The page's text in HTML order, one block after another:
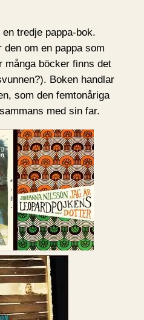
tredje pappa-bok.
den om en pappa som
böcker finns det
Boken handlar
som den femtonåriga
med sin far.